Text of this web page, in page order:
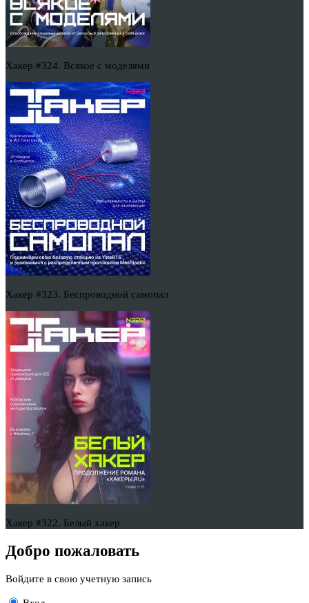
Хакер #324. Всякое с моделями
Хакер #323. Беспроводной самопал
Хакер #322. Белый хакер
Добро пожаловать
Войдите в свою учетную запись